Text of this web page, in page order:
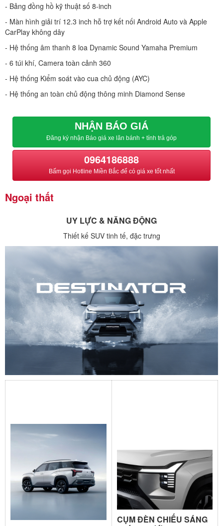
- Bảng đồng hồ kỹ thuật số 8-inch
- Màn hình giải trí 12.3 inch hỗ trợ kết nối Android Auto và Apple
CarPlay không dây
- Hệ thống âm thanh 8 loa Dynamic Sound Yamaha Premium
- 6 túi khí, Camera toàn cảnh 360
- Hệ thống Kiểm soát vào cua chủ động (AYC)
- Hệ thống an toàn chủ động thông minh Diamond Sense
NHẬN BÁO GIÁ
Đăng ký nhận Báo giá xe lăn bánh + tính trả góp
0964186888
Bấm gọi Hotline Miền Bắc để có giá xe tốt nhất
Ngoại thất
UY LỰC & NĂNG ĐỘNG
Thiết kế SUV tinh tế, đặc trưng
CỤM ĐÈN CHIẾU SÁNG